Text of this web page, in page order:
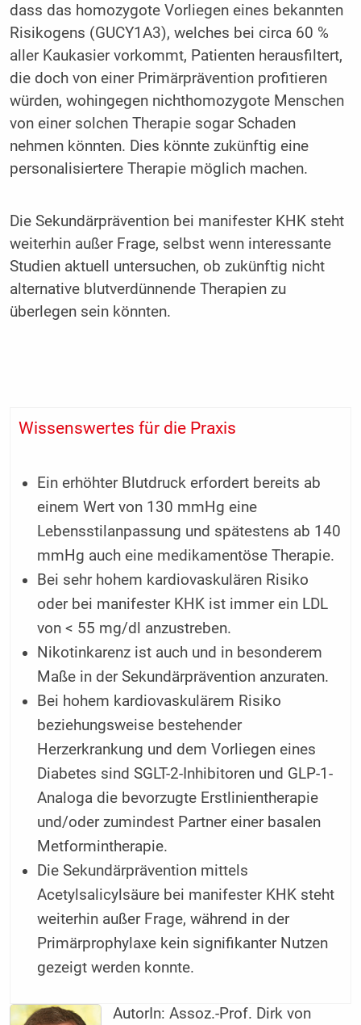
dass das homozygote Vorliegen eines bekannten
Risikogens (GUCY1A3), welches bei circa 60 %
aller Kaukasier vorkommt, Patienten herausfiltert,
die doch von einer Primärprävention profitieren
würden, wohingegen nichthomozygote Menschen
von einer solchen Therapie sogar Schaden
nehmen könnten. Dies könnte zukünftig eine
personalisiertere Therapie möglich machen.
Die Sekundärprävention bei manifester KHK steht
weiterhin außer Frage, selbst wenn interessante
Studien aktuell untersuchen, ob zukünftig nicht
alternative blutverdünnende Therapien zu
überlegen sein könnten.
Wissenswertes für die Praxis
Ein erhöhter Blutdruck erfordert bereits ab
einem Wert von 130 mmHg eine
Lebensstilanpassung und spätestens ab 140
mmHg auch eine medikamentöse Therapie.
Bei sehr hohem kardiovaskulären Risiko
oder bei manifester KHK ist immer ein LDL
von < 55 mg/dl anzustreben.
Nikotinkarenz ist auch und in besonderem
Maße in der Sekundärprävention anzuraten.
Bei hohem kardiovaskulärem Risiko
beziehungsweise bestehender
Herzerkrankung und dem Vorliegen eines
Diabetes sind SGLT-2-Inhibitoren und GLP-1-
Analoga die bevorzugte Erstlinientherapie
und/oder zumindest Partner einer basalen
Metformintherapie.
Die Sekundärprävention mittels
Acetylsalicylsäure bei manifester KHK steht
weiterhin außer Frage, während in der
Primärprophylaxe kein signifikanter Nutzen
gezeigt werden konnte.
AutorIn:Assoz.-Prof. Dirk von